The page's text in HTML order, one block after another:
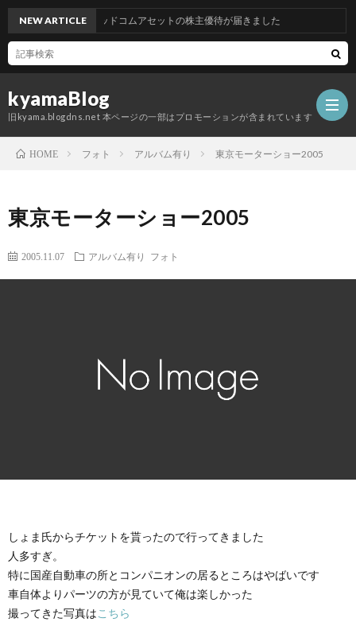
kyamaBlog
旧kyama.blogdns.net 本ページの一部はプロモーションが含まれています
NEW ARTICLEグッドコムアセットの株主優待が届きました
HOME フォト アルバム有り 東京モーターショー2005
東京モーターショー2005
2005.11.07 アルバム有り フォト
しょま氏からチケットを貰ったので行ってきました
人多すぎ。
特に国産自動車の所とコンパニオンの居るところはやばいです
車自体よりパーツの方が見ていて俺は楽しかった
撮ってきた写真はこちら